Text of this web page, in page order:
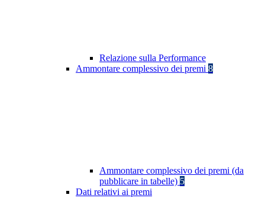
Relazione sulla Performance
Ammontare complessivo dei premi 8
Ammontare complessivo dei premi (da
pubblicare in tabelle) 5
Dati relativi ai premi